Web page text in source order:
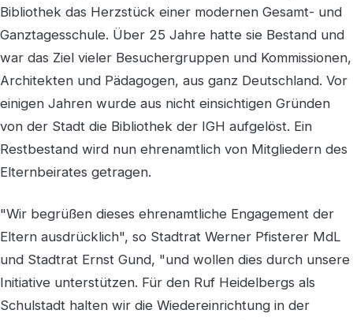
Bibliothek das Herzstück einer modernen Gesamt- und
Ganztagesschule. Über 25 Jahre hatte sie Bestand und
war das Ziel vieler Besuchergruppen und Kommissionen,
Architekten und Pädagogen, aus ganz Deutschland. Vor
einigen Jahren wurde aus nicht einsichtigen Gründen
von der Stadt die Bibliothek der IGH aufgelöst. Ein
Restbestand wird nun ehrenamtlich von Mitgliedern des
Elternbeirates getragen.
"Wir begrüßen dieses ehrenamtliche Engagement der
Eltern ausdrücklich", so Stadtrat Werner Pfisterer MdL
und Stadtrat Ernst Gund, "und wollen dies durch unsere
Initiative unterstützen. Für den Ruf Heidelbergs als
Schulstadt halten wir die Wiedereinrichtung in der